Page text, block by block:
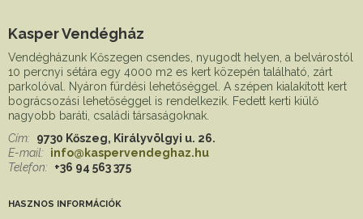
Kasper Vendégház
Vendégházunk Kőszegen csendes, nyugodt helyen, a belvárostól
10 percnyi sétára egy 4000 m2 es kert közepén található, zárt
parkolóval. Nyáron fürdési lehetőséggel. A szépen kialakított kert
bográcsozási lehetőséggel is rendelkezik. Fedett kerti kiülő
nagyobb baráti, családi társaságoknak.
Cím:
9730 Kőszeg, Királyvölgyi u. 26.
E-mail:
info@kaspervendeghaz.hu
Telefon:
+36 94 563 375
HASZNOS INFORMÁCIÓK